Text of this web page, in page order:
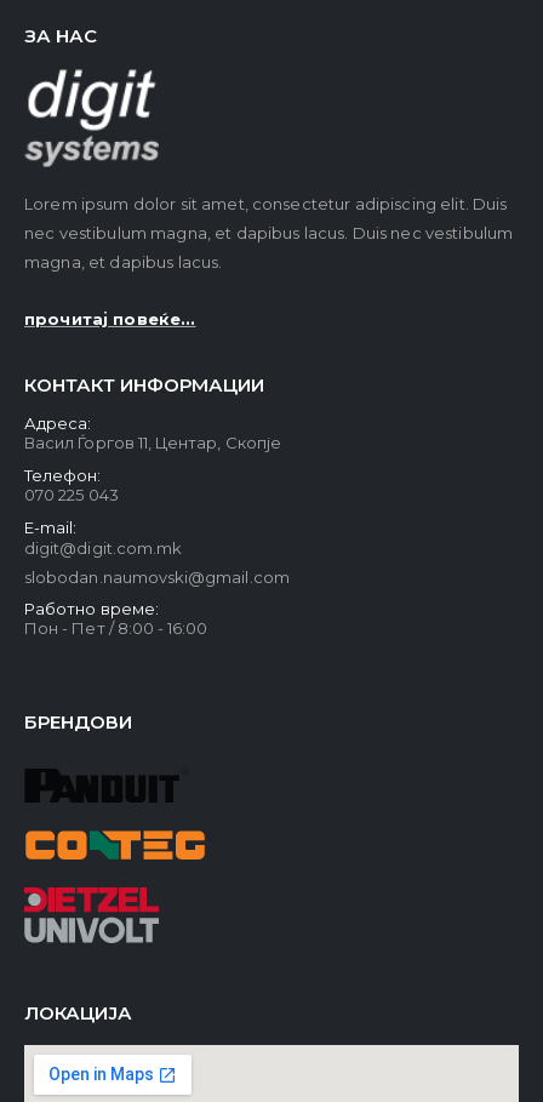
ЗА НАС
Lorem ipsum dolor sit amet, consectetur adipiscing elit. Duis
nec vestibulum magna, et dapibus lacus. Duis nec vestibulum
magna, et dapibus lacus.
прочитај повеќе...
КОНТАКТ ИНФОРМАЦИИ
Адреса:
Васил Ѓоргов 11, Центар, Скопје
Телефон:
070 225 043
E-mail:
digit@digit.com.mk
slobodan.naumovski@gmail.com
Работно време:
Пон - Пет / 8:00 - 16:00
БРЕНДОВИ
ЛОКАЦИЈА